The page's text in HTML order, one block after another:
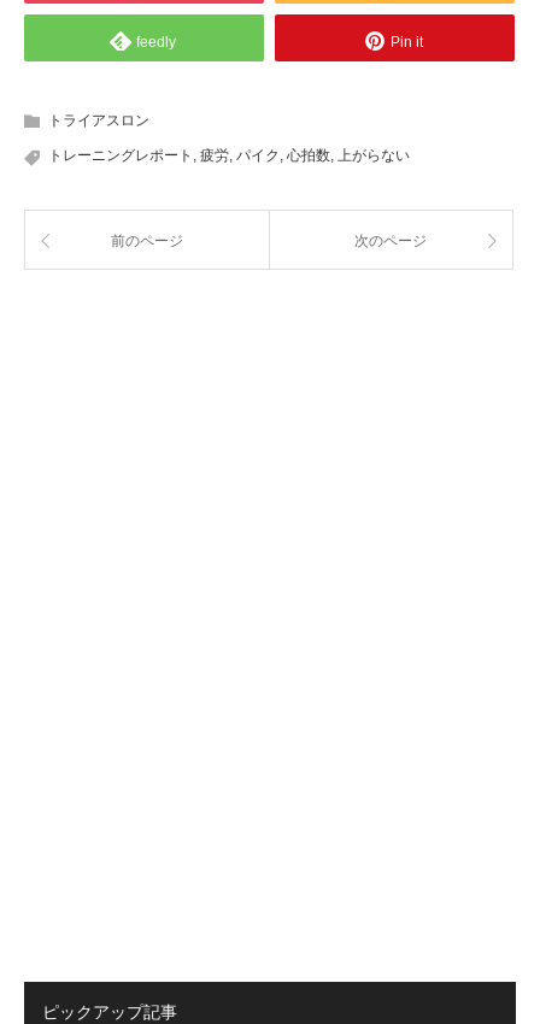
feedly Pin it
トライアスロン
トレーニングレポート , 疲労, パイク , 心拍数, 上がらない
前のページ 次のページ
ピックアップ記事